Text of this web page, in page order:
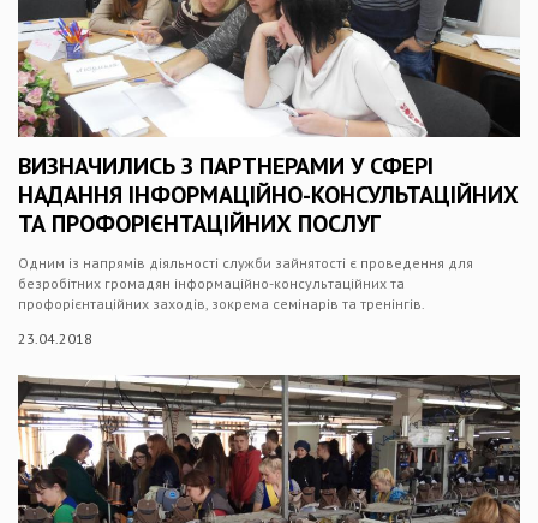
ВИЗНАЧИЛИСЬ З ПАРТНЕРАМИ У СФЕРІ
НАДАННЯ ІНФОРМАЦІЙНО-КОНСУЛЬТАЦІЙНИХ
ТА ПРОФОРІЄНТАЦІЙНИХ ПОСЛУГ
Одним із напрямів діяльності служби зайнятості є проведення для
безробітних громадян інформаційно-консультаційних та
профорієнтаційних заходів, зокрема семінарів та тренінгів.
23.04.2018